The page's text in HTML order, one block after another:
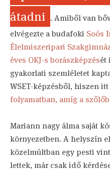
átadni . Amiből van
elvégezte a budafoki Soós
Élelmiszeripari
éves OKJ-s borászképzését
gyakorlati szemléletet
WSET-képzésből, hiszen
folyamatban, amíg a
Mariann nagy álma saját
környezetben. A helyszín
közelmúltban egy pesti
lettek, már csak idő